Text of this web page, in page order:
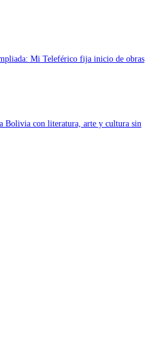
Mi Teleférico fija inicio de obras
Bolivia con literatura, arte y cultura sin